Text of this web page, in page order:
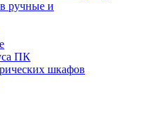
ручные и
ПК
шкафов